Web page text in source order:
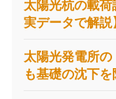
太陽光杭の載
実データで解説
太陽光発電所
も基礎の沈下を